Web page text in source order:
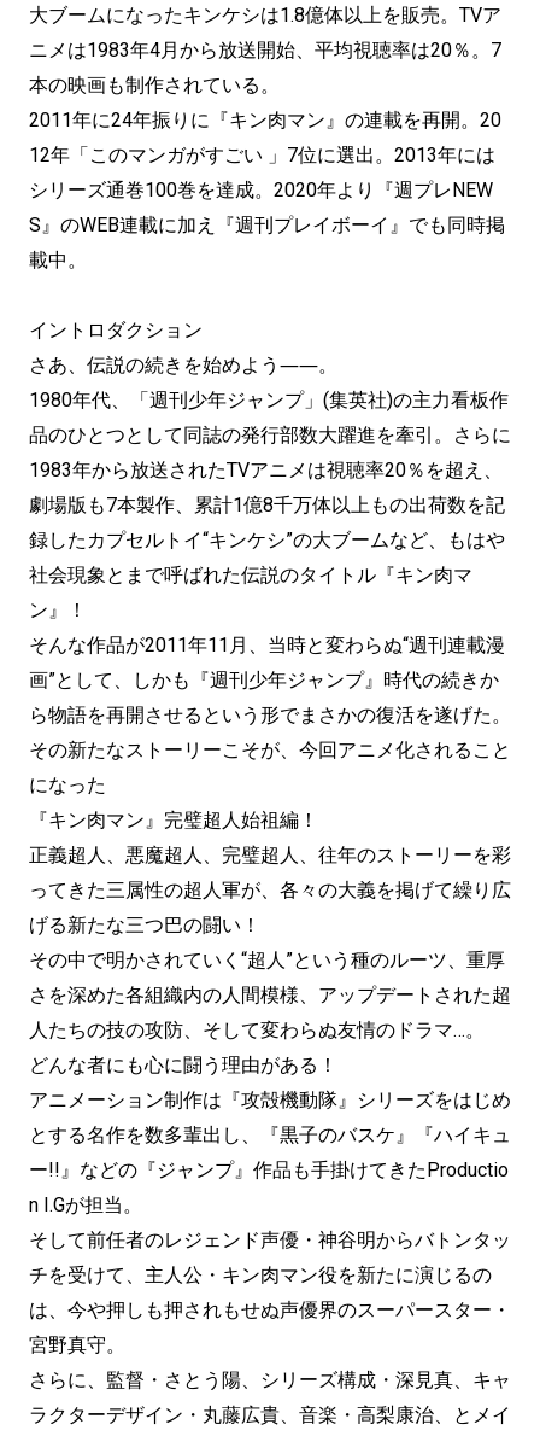
大ブームになったキンケシは1.8億体以上を販売。TVア
ニメは1983年4月から放送開始、平均視聴率は20％。7
本の映画も制作されている。
2011年に24年振りに『キン肉マン』の連載を再開。20
12年「このマンガがすごい 」7位に選出。2013年には
シリーズ通巻100巻を達成。2020年より『週プレNEW
S』のWEB連載に加え『週刊プレイボーイ』でも同時掲
載中。
イントロダクション
さあ、伝説の続きを始めよう――。
1980年代、「週刊少年ジャンプ」(集英社)の主力看板作
品のひとつとして同誌の発行部数大躍進を牽引。さらに
1983年から放送されたTVアニメは視聴率20％を超え、
劇場版も7本製作、累計1億8千万体以上もの出荷数を記
録したカプセルトイ“キンケシ”の大ブームなど、もはや
社会現象とまで呼ばれた伝説のタイトル『キン肉マ
ン』！
そんな作品が2011年11月、当時と変わらぬ“週刊連載漫
画”として、しかも『週刊少年ジャンプ』時代の続きか
ら物語を再開させるという形でまさかの復活を遂げた。
その新たなストーリーこそが、今回アニメ化されること
になった
『キン肉マン』完璧超人始祖編！
正義超人、悪魔超人、完璧超人、往年のストーリーを彩
ってきた三属性の超人軍が、各々の大義を掲げて繰り広
げる新たな三つ巴の闘い！
その中で明かされていく“超人”という種のルーツ、重厚
さを深めた各組織内の人間模様、アップデートされた超
人たちの技の攻防、そして変わらぬ友情のドラマ…。
どんな者にも心に闘う理由がある！
アニメーション制作は『攻殻機動隊』シリーズをはじめ
とする名作を数多輩出し、『黒子のバスケ』『ハイキュ
ー!!』などの『ジャンプ』作品も手掛けてきたProductio
n I.Gが担当。
そして前任者のレジェンド声優・神谷明からバトンタッ
チを受けて、主人公・キン肉マン役を新たに演じるの
は、今や押しも押されもせぬ声優界のスーパースター・
宮野真守。
さらに、監督・さとう陽、シリーズ構成・深見真、キャ
ラクターデザイン・丸藤広貴、音楽・高梨康治、とメイ